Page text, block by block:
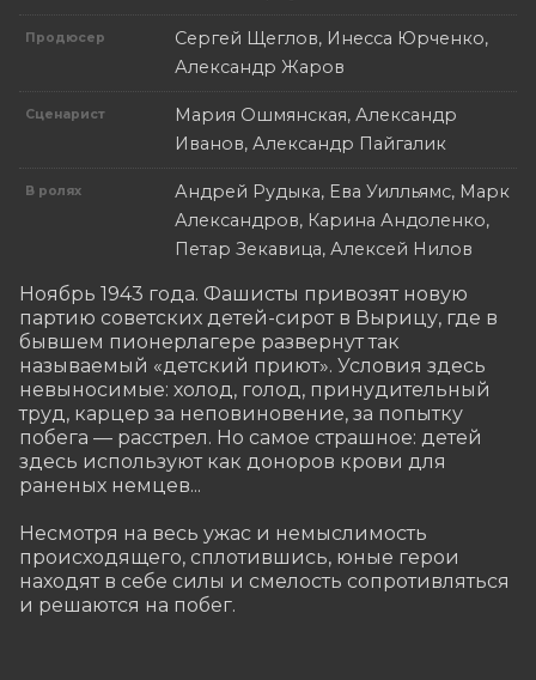
Продюсер
Сергей Щеглов, Инесса Юрченко,
Александр Жаров
Сценарист
Мария Ошмянская, Александр
Иванов, Александр Пайгалик
В ролях
Андрей Рудыка, Ева Уилльямс, Марк
Александров, Карина Андоленко,
Петар Зекавица, Алексей Нилов
Ноябрь 1943 года. Фашисты привозят новую
партию советских детей-сирот в Вырицу, где в
бывшем пионерлагере развернут так
называемый «детский приют». Условия здесь
невыносимые: холод, голод, принудительный
труд, карцер за неповиновение, за попытку
побега — расстрел. Но самое страшное: детей
здесь используют как доноров крови для
раненых немцев...
Несмотря на весь ужас и немыслимость
происходящего, сплотившись, юные герои
находят в себе силы и смелость сопротивляться
и решаются на побег.